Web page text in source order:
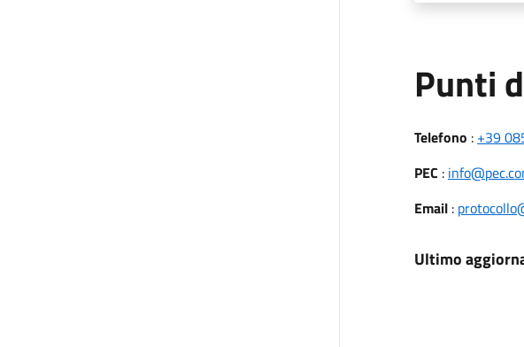
Punti
Telefono : +39
PEC :
Email:
Ultimo